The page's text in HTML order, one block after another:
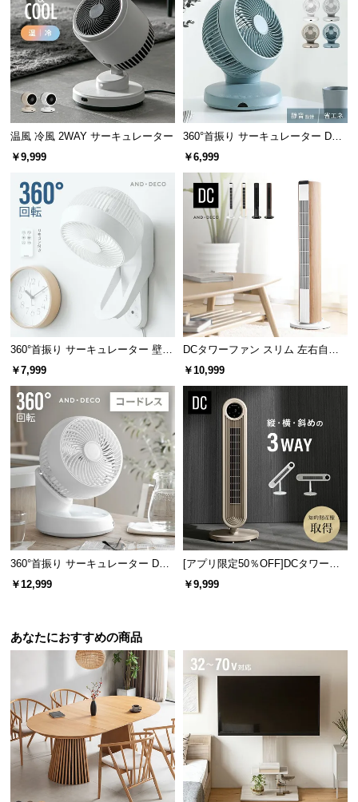
グ
企
業
情
報
o.,
温風 冷風 2WAY サーキュレーター
￥9,999
360°首振り サーキュレーター DC
モーター マイナスイオン搭載 プレ
￥6,999
360°首振り サーキュレーター 壁掛
け式タイプ
￥7,999
DCタワーファン スリム 左右自動
首振り 8段階風量
￥10,999
360°首振り サーキュレーター DC
モーター コードレスタイプ
￥12,999
[アプリ限定50％OFF]DCタワーフ
ァン 縦横斜め3WAY
￥9,999
あなたにおすすめの商品